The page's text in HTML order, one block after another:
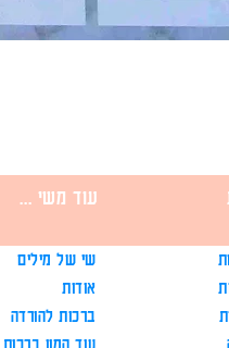
עוד משי ...
שי של מילים
אודות
ברכות להורדה